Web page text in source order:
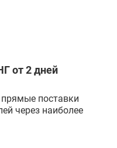
от 2 дней
поставки
через наиболее